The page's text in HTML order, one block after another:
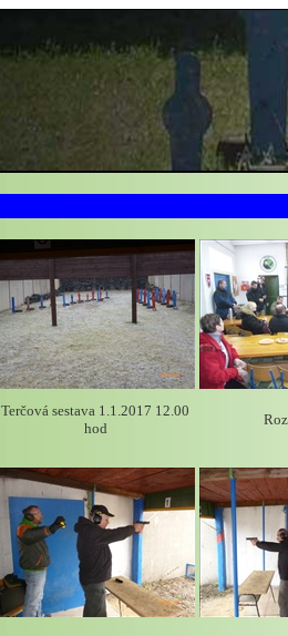
Terčová sestava 1.1.2017 12.00
hod